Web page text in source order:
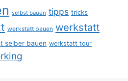
selbst bauen tipps tricks
werkstatt bauen werkstatt
selber bauen werkstatt tour